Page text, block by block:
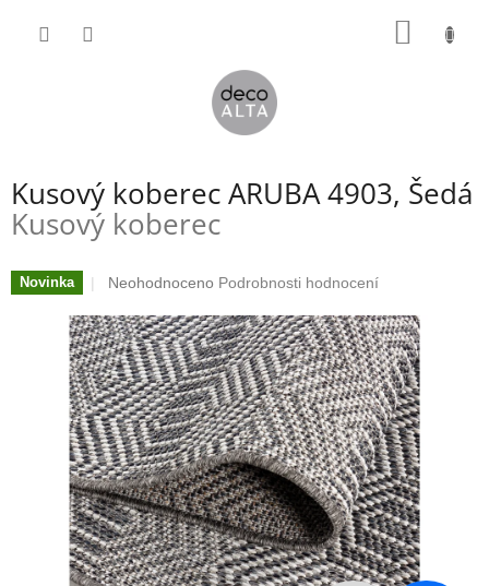
Kusový koberec ARUBA 4903, Šedá
Kusový koberec
Novinka
Průměrné
produktu
je
0,0
z
5
hvězdiček.
Neohodnoceno Podrobnosti hodnocení